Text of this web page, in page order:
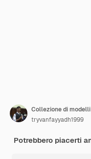
tryvanfayyadh1999
Potrebbero piacerti